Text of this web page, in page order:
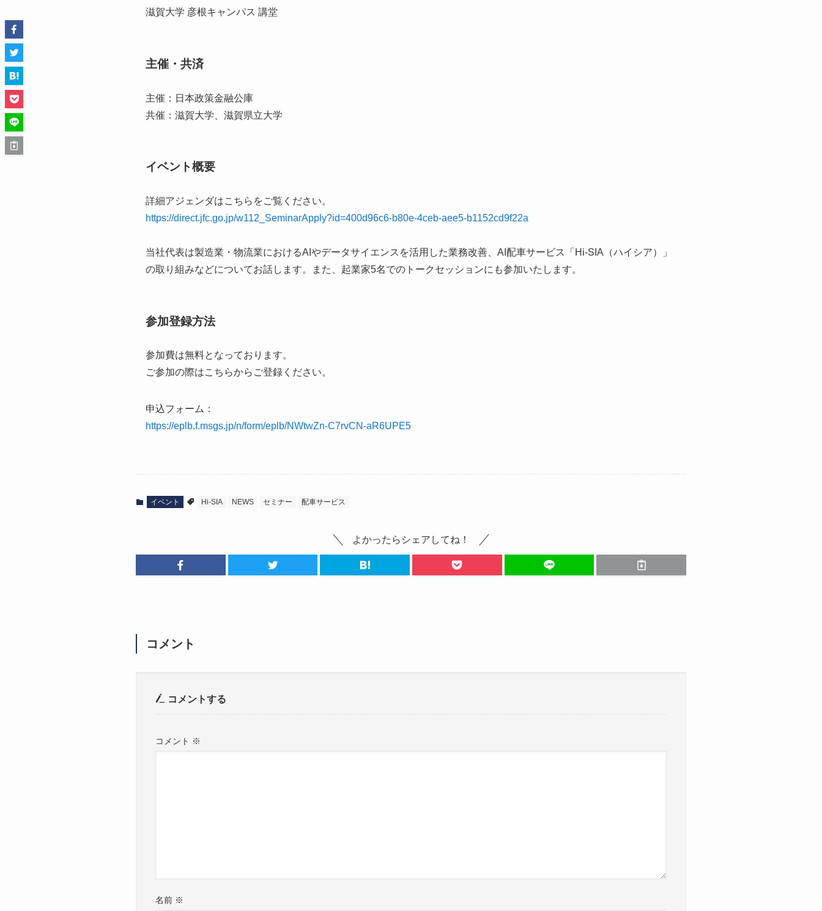
滋賀大学 彦根キャンパス 講堂
主催・共済
主催：日本政策金融公庫
共催：滋賀大学、滋賀県立大学
イベント概要
詳細アジェンダはこちらをご覧ください。
https://direct.jfc.go.jp/w112_SeminarApply?id=400d96c6-b80e-4ceb-aee5-b1152cd9f22a
当社代表は製造業・物流業におけるAIやデータサイエンスを活用した業務改善、AI配車サービス「Hi-SIA（ハイシア）」
の取り組みなどについてお話します。また、起業家5名でのトークセッションにも参加いたします。
参加登録方法
参加費は無料となっております。
ご参加の際はこちらからご登録ください。
申込フォーム：
https://eplb.f.msgs.jp/n/form/eplb/NWtwZn-C7rvCN-aR6UPE5
イベント Hi-SIA NEWS セミナー 配車サービス
よかったらシェアしてね！
コメント
コメントする
コメント ※
名前 ※